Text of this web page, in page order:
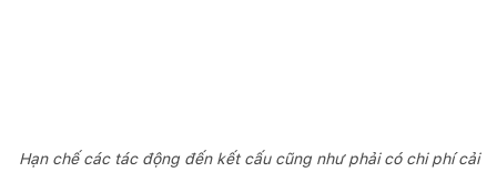
Hạn chế các tác động đến kết cấu cũng như phải có chi phí cải